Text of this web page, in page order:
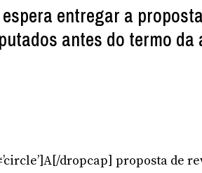
entregar a
antes do termo da
dropcap] proposta de